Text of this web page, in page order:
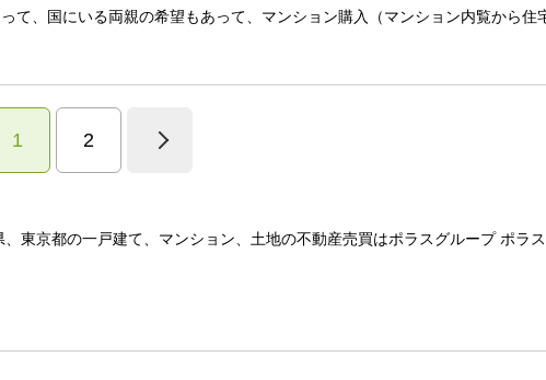
て、国にいる両親の希望もあって、マンション購入（マンション内覧から住
1 2
東京都の一戸建て、マンション、土地の不動産売買はポラスグループ ポラ